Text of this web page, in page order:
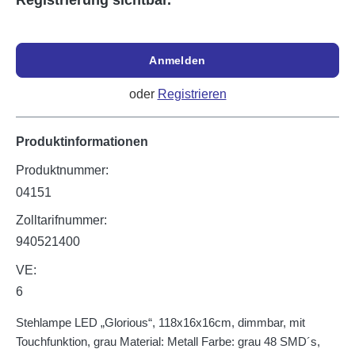
Anmelden
oder Registrieren
Produktinformationen
Produktnummer:
04151
Zolltarifnummer:
940521400
VE:
6
Stehlampe LED „Glorious“, 118x16x16cm, dimmbar, mit
Touchfunktion, grau Material: Metall Farbe: grau 48 SMD´s,